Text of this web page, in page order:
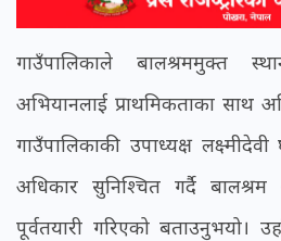
गाउँपालिकाले बालश्रममुक्त
अभियानलाई प्राथमिकताका साथ
गाउँपालिकाकी उपाध्यक्ष
अधिकार सुनिश्चित गर्दै
पूर्वतयारी गरिएको बताउनुभयो।